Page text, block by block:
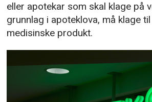
eller apotekar som skal klage på
grunnlag i apoteklova, må klage
medisinske produkt.